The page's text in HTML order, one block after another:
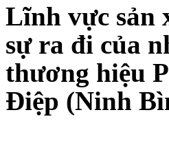
Lĩnh vực sản
sự ra đi của
thương hiệu
Điệp (Ninh